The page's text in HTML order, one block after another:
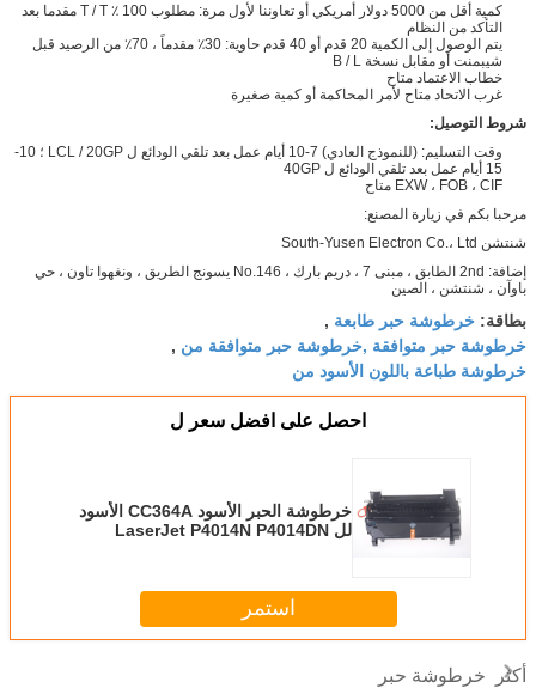
كمية أقل من 5000 دولار أمريكي أو تعاوننا لأول مرة: مطلوب 100 ٪ T / T مقدما بعد
التأكد من النظام
يتم الوصول إلى الكمية 20 قدم أو 40 قدم حاوية: 30٪ مقدماً ، 70٪ من الرصيد قبل
شيبمنت أو مقابل نسخة B / L
خطاب الاعتماد متاح
غرب الاتحاد متاح لأمر المحاكمة أو كمية صغيرة
شروط التوصيل:
وقت التسليم: (للنموذج العادي) 7-10 أيام عمل بعد تلقي الودائع ل LCL / 20GP ؛ 10-
15 أيام عمل بعد تلقي الودائع ل 40GP
EXW ، FOB ، CIF متاح
مرحبا بكم في زيارة المصنع:
شنتشن South-Yusen Electron Co.، Ltd
إضافة: 2nd الطابق ، مبنى 7 ، دريم بارك ، No.146 يسونج الطريق ، ونغهوا تاون ، حي
باوآن ، شنتشن ، الصين
بطاقة: خرطوشة حبر طابعة ,
خرطوشة حبر متوافقة ,خرطوشة حبر متوافقة من ,
خرطوشة طباعة باللون الأسود من
احصل على افضل سعر ل
خرطوشة الحبر الأسود CC364A الأسود
لل LaserJet P4014N P4014DN
استمر
أكثر خرطوشة حبر